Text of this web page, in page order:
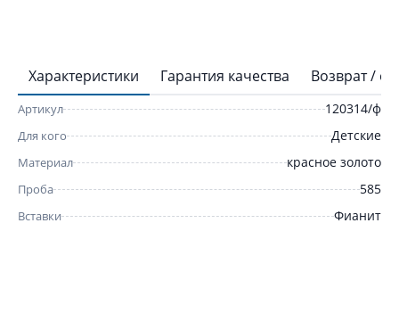
Характеристики Гарантия качества Возврат /
Артикул 120314/ф
Для кого Детские
Материал красное золото
Проба 585
Вставки Фианит